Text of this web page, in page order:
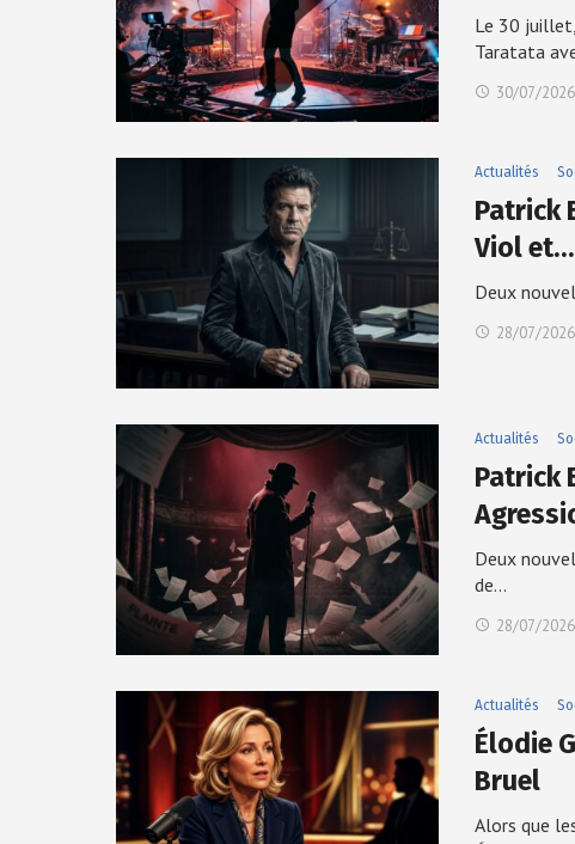
Le 30
Taratata
30/07/2026
Actualités
Patrick
Viol et…
Deux
28/07/2026
Actualités
Patrick
Deux
de…
28/07/2026
Actualités
Élodie
Bruel
Alors que